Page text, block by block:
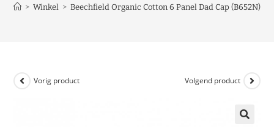
> Winkel > Beechfield Organic Cotton 6 Panel Dad Cap (B652N)
Vorig product Volgend product